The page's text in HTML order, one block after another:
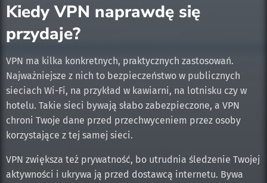
Kiedy VPN naprawdę się
przydaje?
VPN ma kilka konkretnych, praktycznych zastosowań.
Najważniejsze z nich to bezpieczeństwo w publicznych
sieciach Wi-Fi, na przykład w kawiarni, na lotnisku czy w
hotelu. Takie sieci bywają słabo zabezpieczone, a VPN
chroni Twoje dane przed przechwyceniem przez osoby
korzystające z tej samej sieci.
VPN zwiększa też prywatność, bo utrudnia śledzenie Twojej
aktywności i ukrywa ją przed dostawcą internetu. Bywa